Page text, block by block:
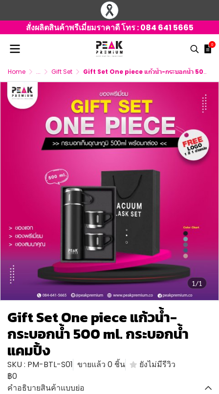
สั่งผลิตสินค้าพรีเมี่ยมราคาดี โทร :084 641 5665
0
Home ... Gift Set Gift Set One piece แก้วน้ำ-กระบอกน้ำ 500 ml. กระบอกน้ำแคมปิ้ง
1/1
Gift Set One piece แก้วน้ำ-
กระบอกน้ำ 500 ml. กระบอกน้ำ
แคมปิ้ง
SKU : PM-BTL-S01 ขายแล้ว 0 ชิ้น
ยังไม่มีรีวิว
฿0
คำอธิบายสินค้าแบบย่อ